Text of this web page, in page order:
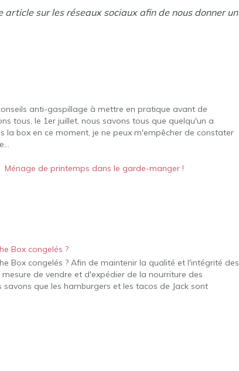
article sur les réseaux sociaux afin de nous donner un
anti-gaspillage à mettre en pratique avant de
tous, le 1er juillet, nous savons tous que quelqu'un a
la box en ce moment, je ne peux m'empêcher de constater
Ménage de printemps dans le garde-manger !
Box congelés ?
Box congelés ? Afin de maintenir la qualité et l'intégrité des
de vendre et d'expédier de la nourriture des
que les hamburgers et les tacos de Jack sont